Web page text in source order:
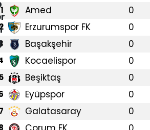
1 Amed 0
Erzurumspor FK 0
Başakşehir 0
Kocaelispor 0
Beşiktaş 0
Eyüpspor 0
Galatasaray 0